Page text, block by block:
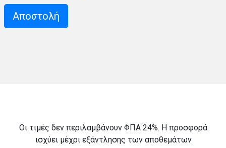
Οι τιμές δεν περιλαμβάνουν ΦΠΑ 24%. Η προσφορά
ισχύει μέχρι εξάντλησης των αποθεμάτων